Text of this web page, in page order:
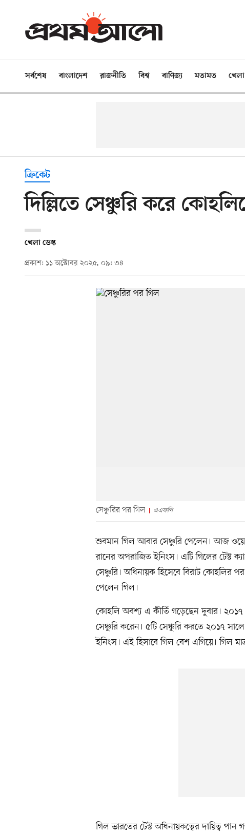
সর্বশেষ বাংলাদেশ রাজনীতি বিশ্ব বাণিজ্য মতামত খেলা
ক্রিকেট
দিল্লিতে সেঞ্চুরি করে
খেলা ডেস্ক
প্রকাশ: ১১ অক্টোবর ২০২৫, ০৯: ৩৪
সেঞ্চুরির পর গিল এএফপি
শুবমান গিল আবার সেঞ্চুরি পেলেন। আজ
রানের অপরাজিত ইনিংস। এটি গিলের টেস্ট
সেঞ্চুরি। অধিনায়ক হিসেবে বিরাট কোহলির
পেলেন গিল।
কোহলি অবশ্য এ কীর্তি গড়েছেন দুবার।
সেঞ্চুরি করেন। ৫টি সেঞ্চুরি করতে ২০১৭
ইনিংস। এই হিসাবে গিল বেশ এগিয়ে। গিল
গিল ভারতের টেস্ট অধিনায়কত্বের দায়িত্ব